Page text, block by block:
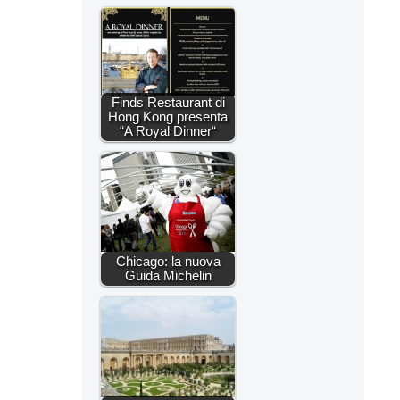
Finds Restaurant di
Hong Kong presenta
“A Royal Dinner“
Chicago: la nuova
Guida Michelin